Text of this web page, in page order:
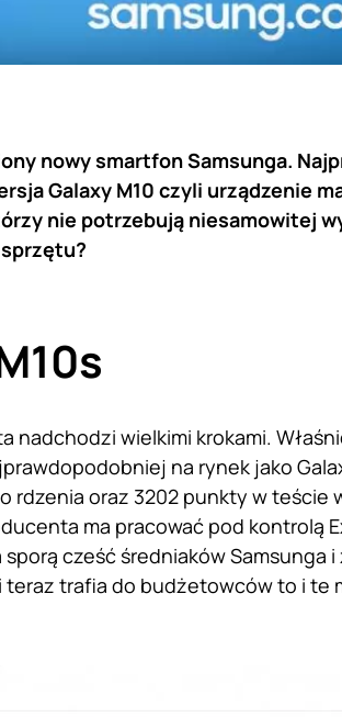
nowy smartfon Samsunga.
Galaxy M10 czyli urządzenie
nie potrzebują niesamowitej
wielkimi krokami.
na rynek jako
rdzenia oraz 3202 punkty w teście
ma pracować pod kontrolą
cześć średniaków Samsunga i
trafia do budżetowców to i te